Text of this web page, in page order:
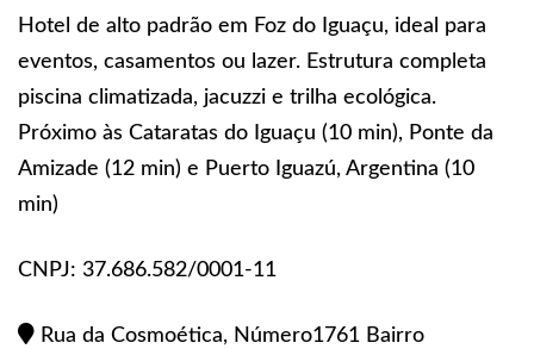
Hotel de alto padrão em Foz do Iguaçu, ideal para
eventos, casamentos ou lazer. Estrutura completa
piscina climatizada, jacuzzi e trilha ecológica.
Próximo às Cataratas do Iguaçu (10 min), Ponte da
Amizade (12 min) e Puerto Iguazú, Argentina (10
min)
CNPJ: 37.686.582/0001-11
Rua da Cosmoética, Número1761 Bairro